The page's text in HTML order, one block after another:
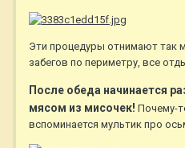
Эти процедуры отнимают так
забегов по периметру, все
После обеда начинается
мясом из мисочек! Почему-
вспоминается мультик про